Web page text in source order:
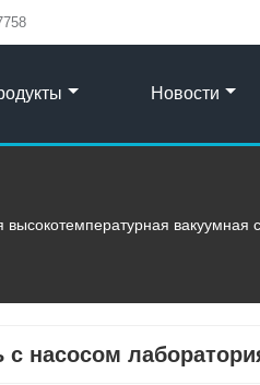
Новости
высокотемпературная вакуумная
с насосом